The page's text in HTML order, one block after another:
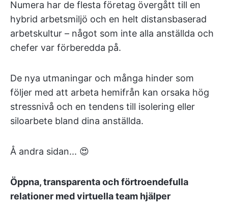
Numera har de flesta företag övergått till en
hybrid arbetsmiljö och en helt distansbaserad
arbetskultur – något som inte alla anställda och
chefer var förberedda på.
De nya utmaningar och många hinder som
följer med att arbeta hemifrån kan orsaka hög
stressnivå och en tendens till isolering eller
siloarbete bland dina anställda.
Å andra sidan... 😍
Öppna, transparenta och förtroendefulla
relationer med virtuella team hjälper